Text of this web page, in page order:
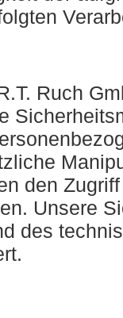
Ruch
den
Unsere
des